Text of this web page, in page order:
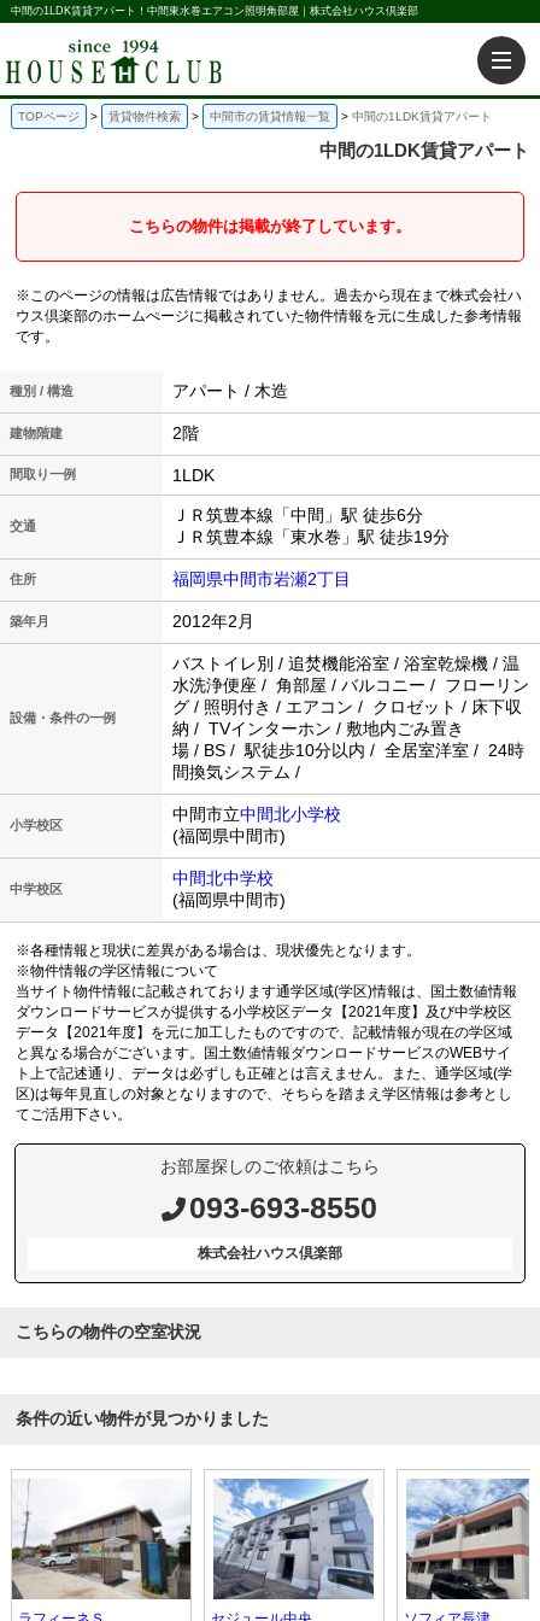
中間の1LDK賃貸アパート！中間東水巻エアコン照明角部屋｜株式会社ハウス倶楽部
TOPページ 賃貸物件検索 中間市の賃貸情報一覧 中間の1LDK賃貸アパート
中間の1LDK賃貸アパート
こちらの物件は掲載が終了しています。
※このページの情報は広告情報ではありません。過去から現在まで株式会社ハ
ウス倶楽部のホームぺージに掲載されていた物件情報を元に生成した参考情報
です。
種別 / 構造 アパート / 木造
建物階建 2階
間取り一例 1LDK
交通
ＪＲ筑豊本線「中間」駅 徒歩6分
ＪＲ筑豊本線「東水巻」駅 徒歩19分
住所 福岡県中間市岩瀬2丁目
築年月 2012年2月
設備・条件の一例
バストイレ別 / 追焚機能浴室 / 浴室乾燥機 / 温
水洗浄便座 / 角部屋 / バルコニー / フローリン
グ / 照明付き / エアコン / クロゼット / 床下収
納 / TVインターホン / 敷地内ごみ置き
場 / BS / 駅徒歩10分以内 / 全居室洋室 / 24時
間換気システム /
小学校区
中間市立中間北小学校
(福岡県中間市)
中学校区
中間北中学校
(福岡県中間市)
※各種情報と現状に差異がある場合は、現状優先となります。
※物件情報の学区情報について
当サイト物件情報に記載されております通学区域(学区)情報は、国土数値情報
ダウンロードサービスが提供する小学校区データ【2021年度】及び中学校区
データ【2021年度】を元に加工したものですので、記載情報が現在の学区域
と異なる場合がございます。国土数値情報ダウンロードサービスのWEBサイ
ト上で記述通り、データは必ずしも正確とは言えません。また、通学区域(学
区)は毎年見直しの対象となりますので、そちらを踏まえ学区情報は参考とし
てご活用下さい。
お部屋探しのご依頼はこちら
093-693-8550
株式会社ハウス倶楽部
こちらの物件の空室状況
条件の近い物件が見つかりました